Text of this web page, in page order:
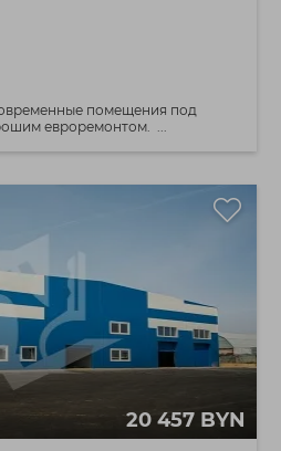
помещения под
евроремонтом. ...
20 457 BYN